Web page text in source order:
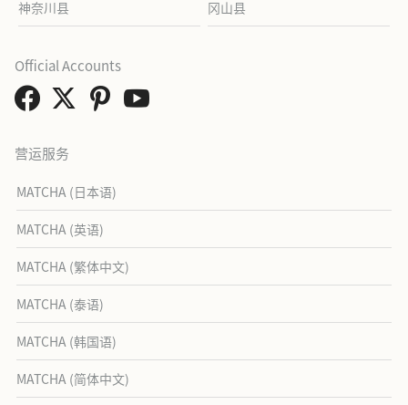
神奈川县 冈山县
营运服务
MATCHA (日本语)
MATCHA (英语)
MATCHA (繁体中文)
MATCHA (泰语)
MATCHA (韩国语)
MATCHA (简体中文)
Official Accounts